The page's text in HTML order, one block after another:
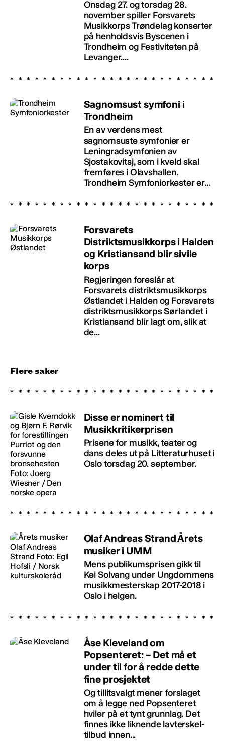
Onsdag 27. og torsdag 28.
november spiller Forsvarets
Musikkorps Trøndelag konserter
på henholdsvis Byscenen i
Trondheim og Festiviteten på
Levanger....
Sagnomsust symfoni i
Trondheim
En av verdens mest
sagnomsuste symfonier er
Leningradsymfonien av
Sjostakovitsj, som i kveld skal
fremføres i Olavshallen.
Trondheim Symfoniorkester er...
Forsvarets
Distriktsmusikkorps i Halden
og Kristiansand blir sivile
korps
Regjeringen foreslår at
Forsvarets distriktsmusikkorps
Østlandet i Halden og Forsvarets
distriktsmusikkorps Sørlandet i
Kristiansand blir lagt om, slik at
de...
Flere saker
Disse er nominert til
Musikkritikerprisen
Prisene for musikk, teater og
dans deles ut på Litteraturhuset i
Oslo torsdag 20. september.
Olaf Andreas Strand Årets
musiker i UMM
Mens publikumsprisen gikk til
Kei Solvang under Ungdommens
musikkmesterskap 2017-2018 i
Oslo i helgen.
Åse Kleveland om
Popsenteret: – Det må et
under til for å redde dette
fine prosjektet
Og tillitsvalgt mener forslaget
om å legge ned Popsenteret
hviler på et tynt grunnlag. Det
finnes ikke liknende lavterskel-
tilbud innen...